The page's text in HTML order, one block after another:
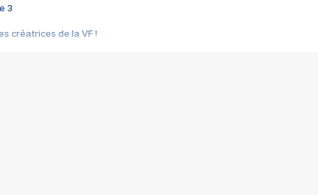
3
créatrices de la VF !